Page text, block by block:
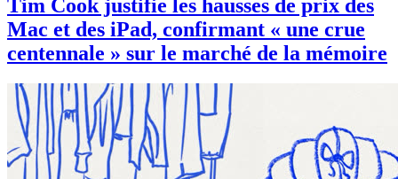
Tim Cook justifie les hausses de prix des
Mac et des iPad, confirmant « une crue
centennale » sur le marché de la mémoire